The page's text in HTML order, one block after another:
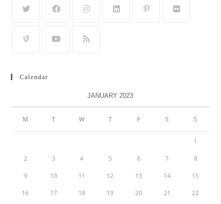
Calendar
JANUARY 2023
M T W T F S S
1
2 3 4 5 6 7 8
9 10 11 12 13 14 15
16 17 18 19 20 21 22